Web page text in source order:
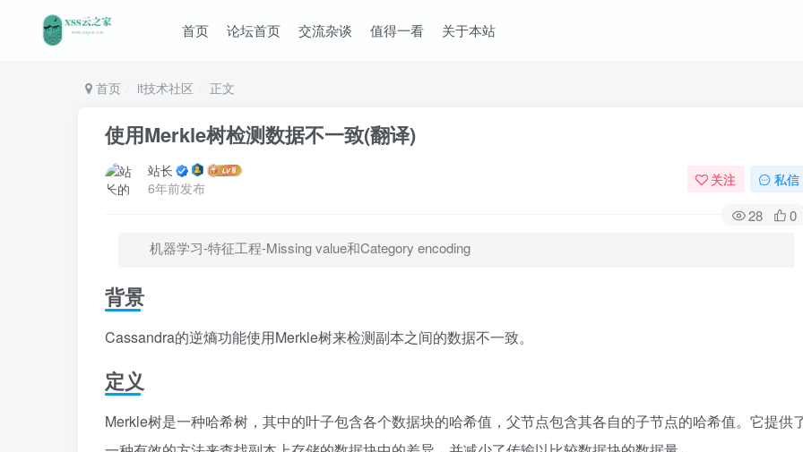
首页 论坛首页 交流杂谈 值得一看 关于本站
首页 it技术社区 正文
使用Merkle树检测数据不一致(翻译)
站长
6年前发布
关注 私信
28
0
机器学习-特征工程-Missing value和Category encoding
背景
Cassandra的逆熵功能使用Merkle树来检测副本之间的数据不一致。
定义
Merkle树是一种哈希树，其中的叶子包含各个数据块的哈希值，父节点包含其各自的子节点的哈希值。它提供